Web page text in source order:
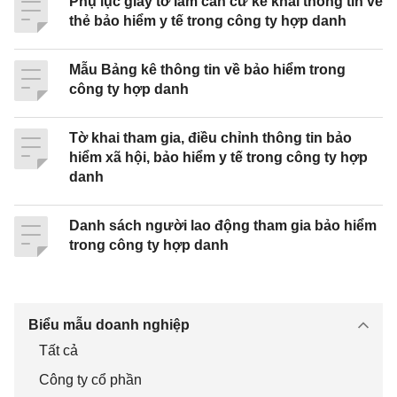
[12]. Hồ sơ kèm theo (nếu có):
………………………………….
……………………………………………………………
………………………………………
……………………………………………………………
……….., ngày ……. tháng …… năm ………..
Tờ khai đơn vị tham gia, điều chỉnh BHXH,
thẻ bảo hiểm y tế trong công ty hợp danh
Mẫu Bảng kê thông tin về bảo hiểm trong
công ty hợp danh
Tờ khai tham gia, điều chỉnh thông tin bảo
hiểm xã hội, bảo hiểm y tế trong công ty hợp
danh
Danh sách người lao động tham gia bảo hiểm
trong công ty hợp danh
Biểu mẫu doanh nghiệp
Tất cả
Công ty cổ phần